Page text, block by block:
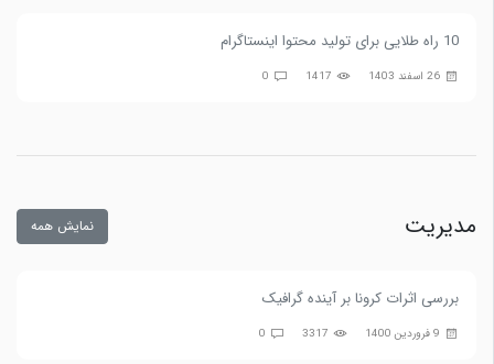
10 راه طلایی برای تولید محتوا اینستاگرام
26 اسفند 1403 1417
0
مدیریت نمایش همه
بررسی اثرات کرونا بر آینده گرافیک
9 فروردین 1400 3317
0